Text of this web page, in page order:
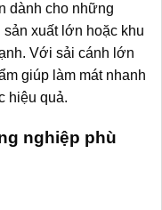
dành cho những
xuất lớn hoặc khu
Với sải cánh lớn
giúp làm mát nhanh
hiệu quả.
nghiệp phù